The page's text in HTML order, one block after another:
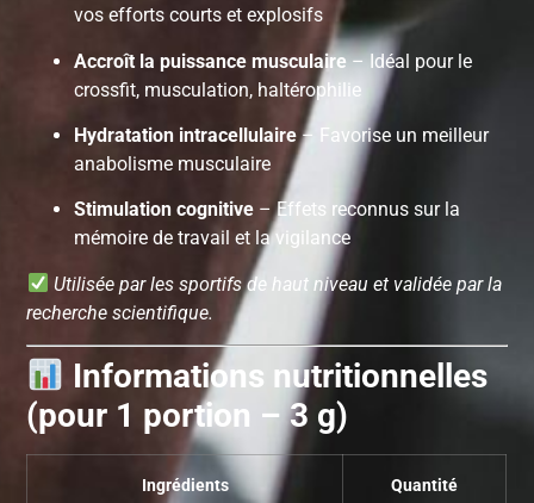
vos efforts courts et explosifs
Accroît la puissance musculaire– Idéal pour le
crossfit, musculation, haltérophilie
Hydratation intracellulaire– Favorise un meilleur
anabolisme musculaire
Stimulation cognitive – Effets reconnus sur la
mémoire de travail et la vigilance
Utilisée par les sportifs de haut niveau et validée par la
recherche scientifique.
Informations nutritionnelles
(pour 1 portion – 3 g)
Ingrédients Quantité